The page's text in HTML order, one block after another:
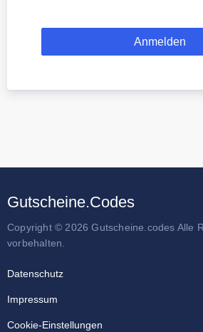
Gutscheine.Codes
Copyright © 2026 Gutscheine.codes Alle
vorbehalten.
Datenschutz
Impressum
Cookie-Einstellungen